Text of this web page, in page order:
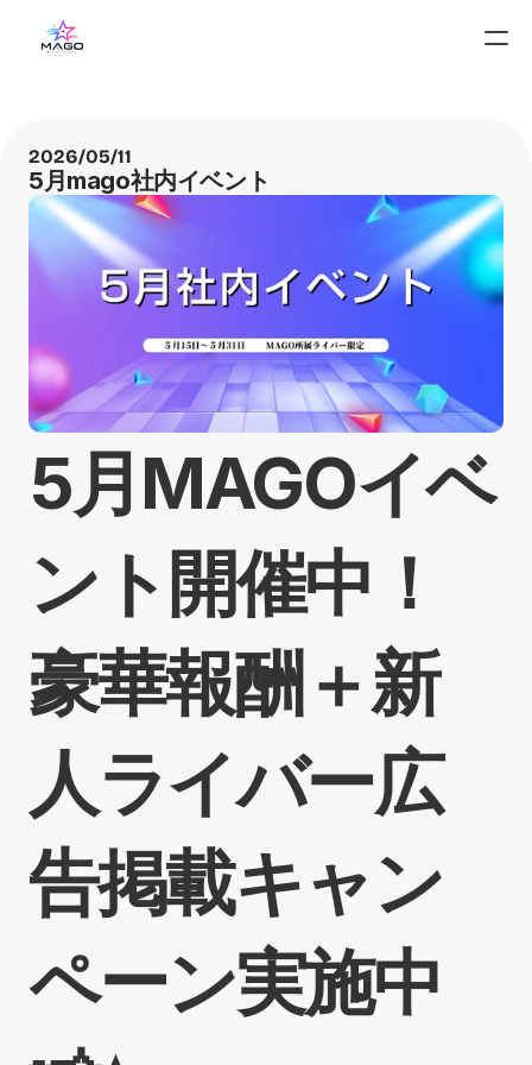
2026/05/11
5月mago社内イベント
5月MAGOイベ
ント開催中！
豪華報酬＋新
人ライバー広
告掲載キャン
ペーン実施中